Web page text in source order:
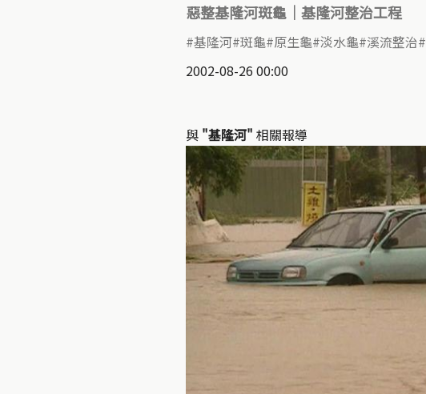
惡整基隆河斑龜｜基隆河整治工程
基隆河 斑龜 原生龜 淡水龜 溪流整治
2002-08-26 00:00
與 "基隆河" 相關報導